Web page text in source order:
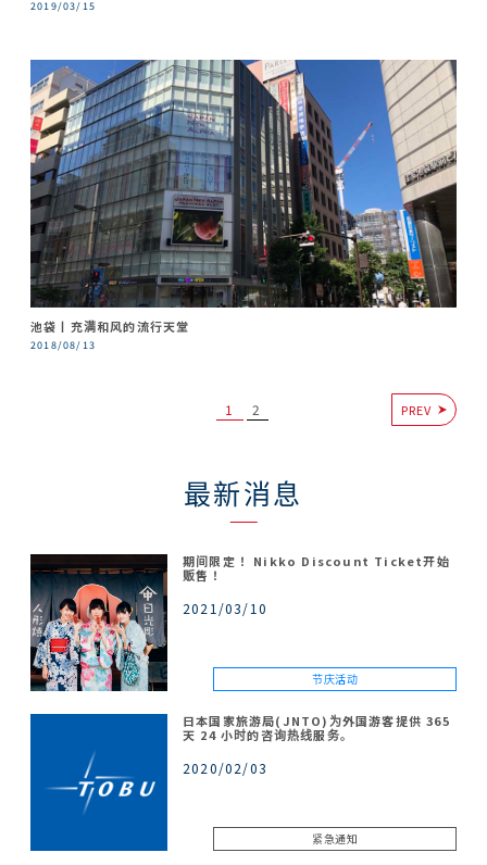
2019/03/15
池袋丨充满和风的流行天堂
2018/08/13
1 2 PREV
最新消息
期间限定！ Nikko Discount Ticket开始
贩售！
2021/03/10
节庆活动
日本国家旅游局(JNTO)为外国游客提供 365
天 24 小时的咨询热线服务。
2020/02/03
紧急通知